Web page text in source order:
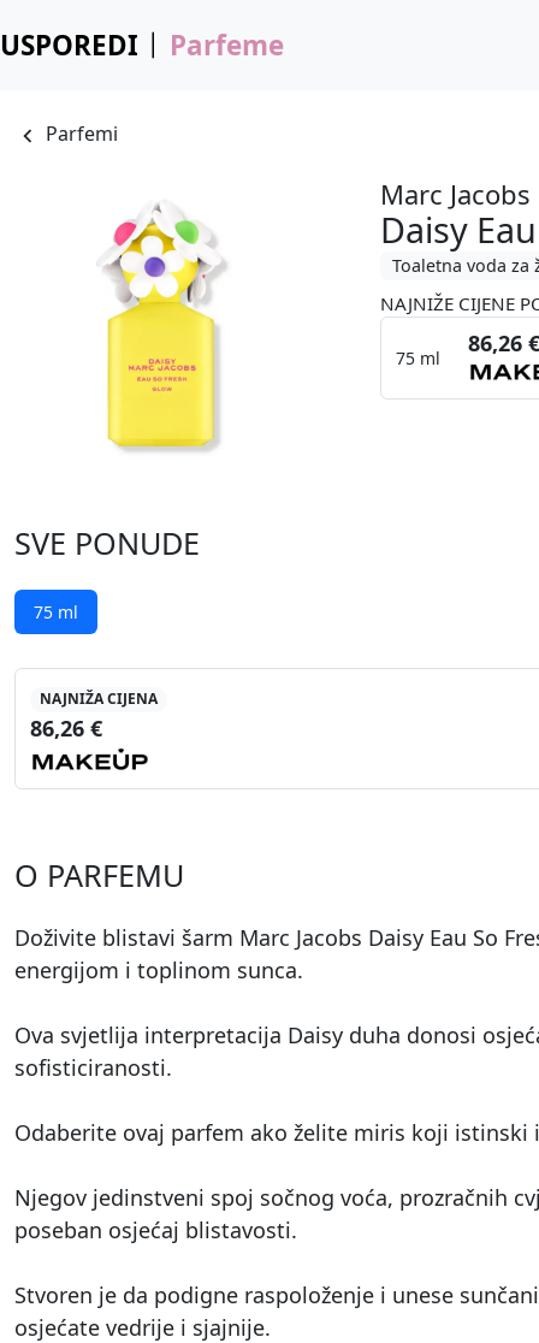
USPOREDI Parfeme
Parfemi
Marc Jacobs
Daisy
Toaletna voda za
NAJNIŽE CIJENE
75 ml
86,26
SVE PONUDE
75 ml
NAJNIŽA CIJENA
86,26 €
O PARFEMU
Doživite blistavi šarm Marc Jacobs Daisy Eau So
energijom i toplinom sunca.
Ova svjetlija interpretacija Daisy duha donosi
sofisticiranosti.
Odaberite ovaj parfem ako želite miris koji
Njegov jedinstveni spoj sočnog voća, prozračnih
poseban osjećaj blistavosti.
Stvoren je da podigne raspoloženje i unese
osjećate vedrije i sjajnije.